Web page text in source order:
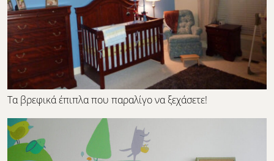
Τα βρεφικά έπιπλα που παραλίγο να ξεχάσετε!